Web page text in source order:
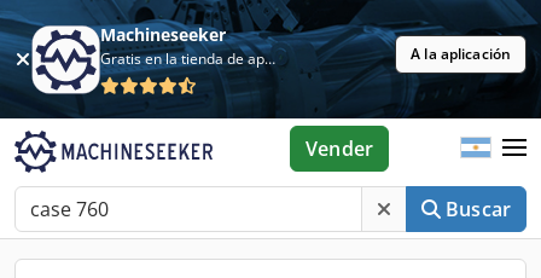
Machineseeker
Gratis en la tienda de aplicaciones A la aplicación
Buscar
Vender